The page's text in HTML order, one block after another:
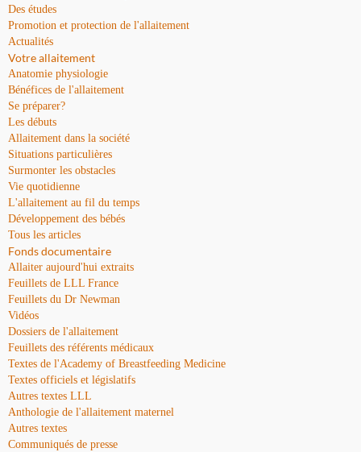
Des études
Promotion et protection de l'allaitement
Actualités
Votre allaitement
Anatomie physiologie
Bénéfices de l'allaitement
Se préparer?
Les débuts
Allaitement dans la société
Situations particulières
Surmonter les obstacles
Vie quotidienne
L'allaitement au fil du temps
Développement des bébés
Tous les articles
Fonds documentaire
Allaiter aujourd'hui extraits
Feuillets de LLL France
Feuillets du Dr Newman
Vidéos
Dossiers de l'allaitement
Feuillets des référents médicaux
Textes de l'Academy of Breastfeeding Medicine
Textes officiels et législatifs
Autres textes LLL
Anthologie de l'allaitement maternel
Autres textes
Communiqués de presse